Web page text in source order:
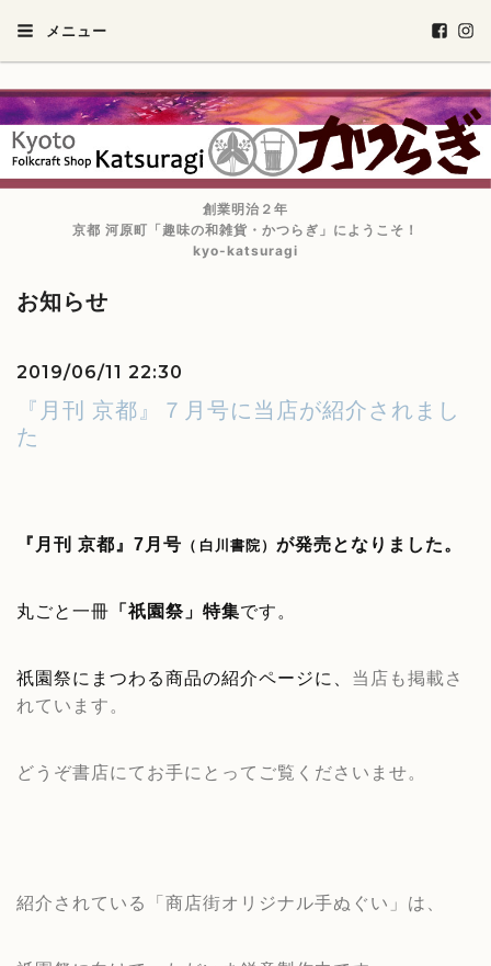
メニュー
創業明治２年
京都 河原町「趣味の和雑貨・かつらぎ」にようこそ！
kyo-katsuragi
お知らせ
2019/06/11 22:30
『月刊 京都』７月号に当店が紹介されまし
た
『月刊 京都』7月号 （ 白川書院） が発売となりました。
丸ごと一冊 「祇園祭」特集です。
祇園祭にまつわる商品の紹介ページに、 当店も掲載さ
れています。
どうぞ書店にてお手にとってご覧くださいませ。
紹介されている「商店街オリジナル手ぬぐい」は、